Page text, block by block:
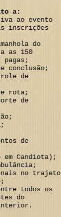
a:
ao evento
inscrições
do
as 150
conclusão;
de
rota;
de
de
em Candiota);
no trajeto
todos os
do